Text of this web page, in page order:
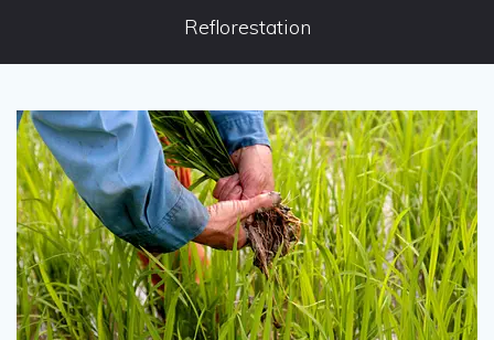
Reflorestation